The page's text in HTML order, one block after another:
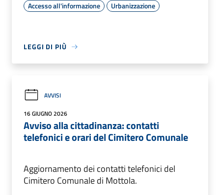
Accesso all'informazione Urbanizzazione
LEGGI DI PIÙ
AVVISI
16 GIUGNO 2026
Avviso alla cittadinanza: contatti
telefonici e orari del Cimitero Comunale
Aggiornamento dei contatti telefonici del
Cimitero Comunale di Mottola.